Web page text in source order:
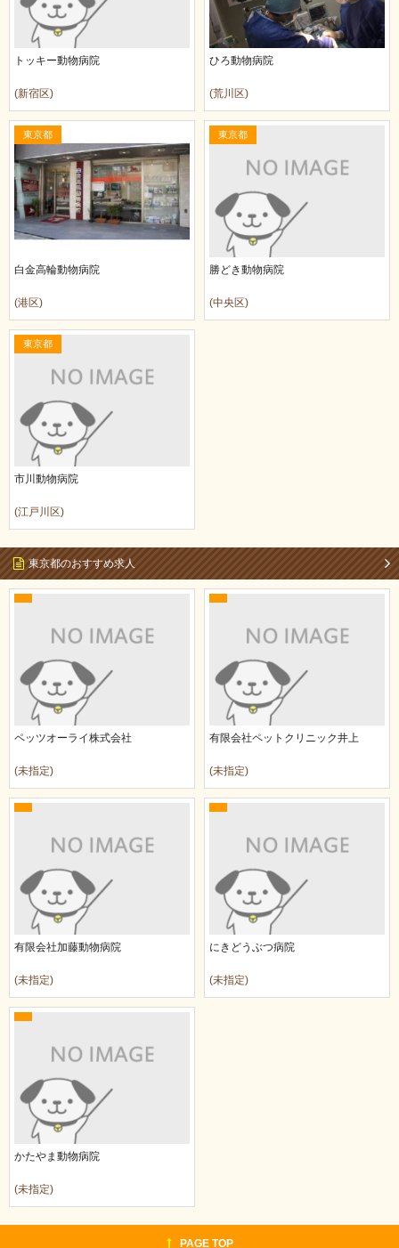
トッキー動物病院
(新宿区)
ひろ動物病院
(荒川区)
東京都
白金高輪動物病院
(港区)
東京都
勝どき動物病院
(中央区)
東京都
市川動物病院
(江戸川区)
東京都のおすすめ求人
ペッツオーライ株式会社
(未指定)
有限会社ペットクリニック井上
(未指定)
有限会社加藤動物病院
(未指定)
にきどうぶつ病院
(未指定)
かたやま動物病院
(未指定)
PAGE TOP